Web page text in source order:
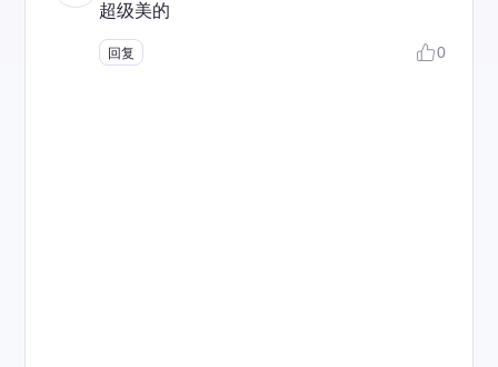
超级美的
回复 0